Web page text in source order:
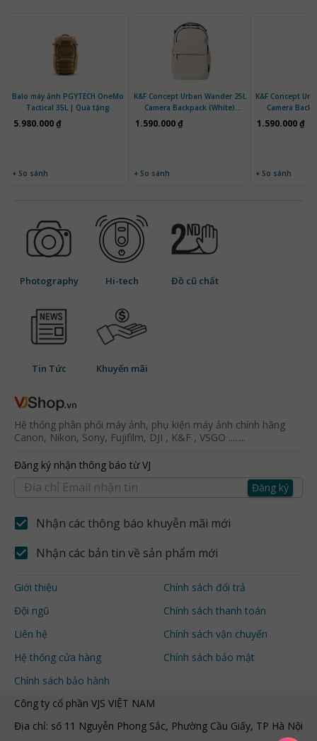
Balo máy ảnh PGYTECH OneMo
Tactical 35L | Quà tặng
5.980.000 ₫
+ So sánh
K&F Concept Urban Wander 25L
Camera Backpack (White)
KF13.300V1 | Chính hãng
1.590.000 ₫
+ So sánh
K&F Concept
Camera
KF13.300 |
1.590.000 ₫
+ So sánh
Photography Hi-tech Đồ cũ chất
Tin Tức Khuyến mãi
Hệ thống phân phối máy ảnh, phụ kiện máy ảnh chính hãng
Canon, Nikon, Sony, Fujifilm, DJI , K&F , VSGO ........
Đăng ký nhận thông báo từ VJ
Đăng ký
Nhận các thông báo khuyễn mãi mới
Nhận các bản tin về sản phẩm mới
Giới thiệu
Đội ngũ
Liên hệ
Hệ thống cửa hàng
Chính sách bảo hành
Chính sách đổi trả
Chính sách thanh toán
Chính sách vận chuyển
Chính sách bảo mật
Công ty cổ phần VJS VIỆT NAM
Địa chỉ: số 11 Nguyễn Phong Sắc, Phường Cầu Giấy, TP Hà Nội